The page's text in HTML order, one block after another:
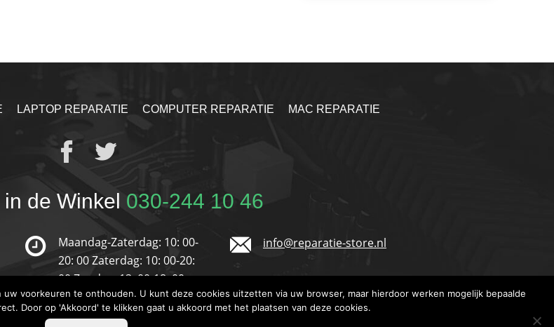
LAPTOP REPARATIE COMPUTER REPARATIE MAC REPARATIE
de Winkel 030-244 10 46
Maandag-Zaterdag: 10: 00-
20: 00 Zaterdag: 10: 00-20:
00Zondag: 13: 00-18: 00
info@reparatie-store.nl
Store. Alle Rechten Voorbehouden.
voorkeuren te onthouden. U kunt deze cookies uitzetten via uw browser, maar hierdoor werken mogelijk bepaalde
Door op 'Akkoord' te klikken gaat u akkoord met het plaatsen van deze cookies.